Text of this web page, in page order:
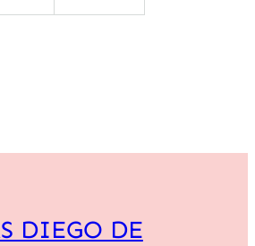
DIEGO DE